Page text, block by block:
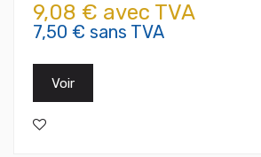
9,08 € avec TVA
7,50 € sans TVA
Voir